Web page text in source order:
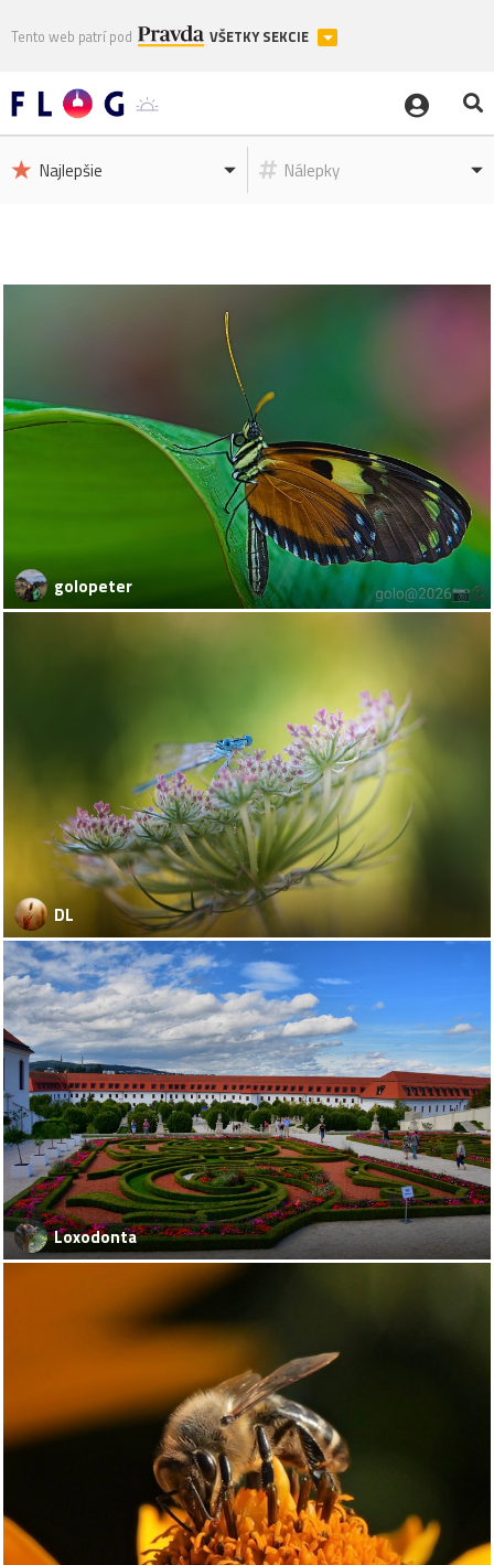
Tento web patrí pod VŠETKY SEKCIE
Najlepšie Nálepky
golopeter
DL
Loxodonta